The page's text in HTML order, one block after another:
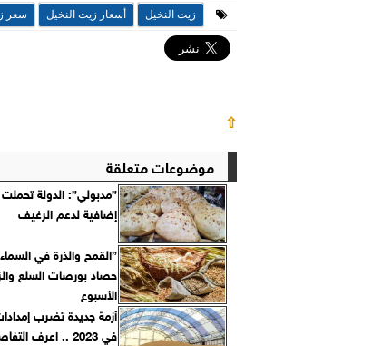
زيت النخيل أسعار زيت النخيل سعر
⇧
موضوعات متعلقة
إضافية لدعم الرغيف
”القمح والذرة في
حصاد بورصات السلع
الأسبوع
أزمة جديدة تضرب
في 2023 .. اعرف التفاصيل